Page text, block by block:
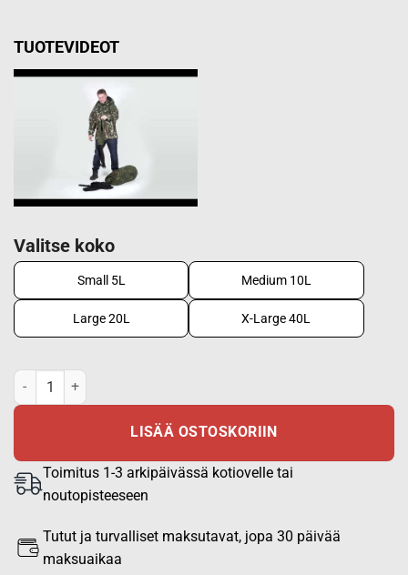
TUOTEVIDEOT
Valitse koko
Small 5L Medium 10L
Large 20L X-Large 40L
Kuivapussi M05 metsäkuvio IR määrä
LISÄÄ OSTOSKORIIN
Toimitus 1-3 arkipäivässä kotiovelle tai
noutopisteeseen
Tutut ja turvalliset maksutavat, jopa 30 päivää
maksuaikaa